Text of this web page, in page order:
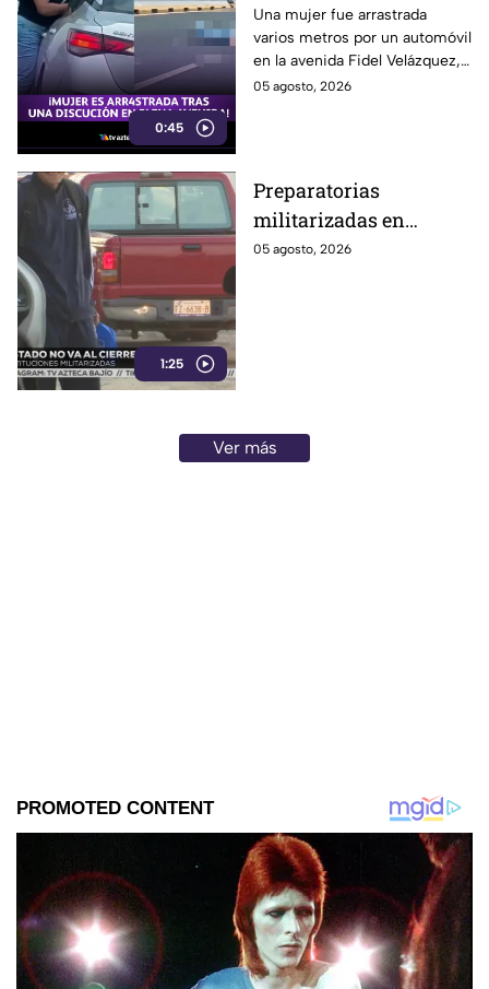
0:45
automóvil tras intentar
detener a conductor
que presuntamente
huyó de choque
Una mujer fue arrastrada
varios metros por un automóvil
en la avenida Fidel Velázquez,
en Monterrey, luego de una
05 agosto, 2026
1:25
Preparatorias
militarizadas en
Guanajuato
05 agosto, 2026
Ver más